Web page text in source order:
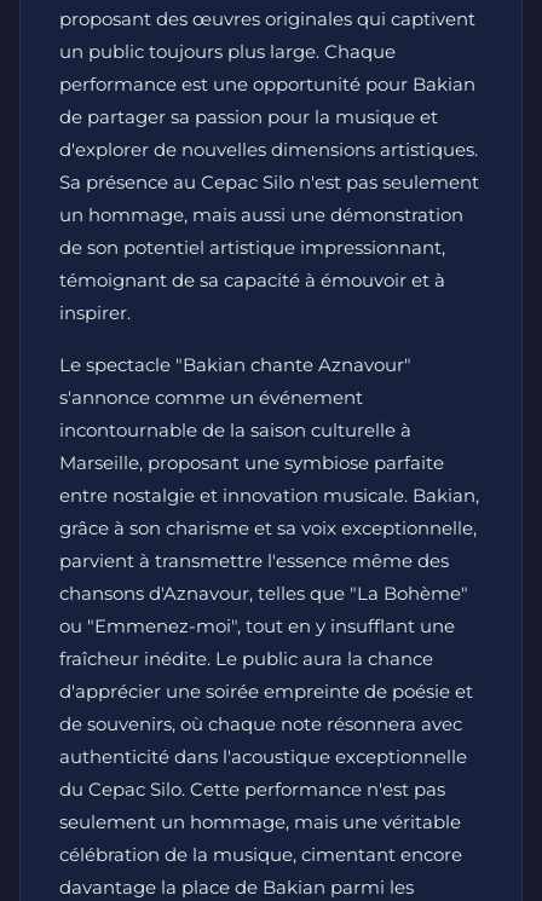
proposant des œuvres originales qui captivent
un public toujours plus large. Chaque
performance est une opportunité pour Bakian
de partager sa passion pour la musique et
d'explorer de nouvelles dimensions artistiques.
Sa présence au Cepac Silo n'est pas seulement
un hommage, mais aussi une démonstration
de son potentiel artistique impressionnant,
témoignant de sa capacité à émouvoir et à
inspirer.
Le spectacle "Bakian chante Aznavour"
s'annonce comme un événement
incontournable de la saison culturelle à
Marseille, proposant une symbiose parfaite
entre nostalgie et innovation musicale. Bakian,
grâce à son charisme et sa voix exceptionnelle,
parvient à transmettre l'essence même des
chansons d'Aznavour, telles que "La Bohème"
ou "Emmenez-moi", tout en y insufflant une
fraîcheur inédite. Le public aura la chance
d'apprécier une soirée empreinte de poésie et
de souvenirs, où chaque note résonnera avec
authenticité dans l'acoustique exceptionnelle
du Cepac Silo. Cette performance n'est pas
seulement un hommage, mais une véritable
célébration de la musique, cimentant encore
davantage la place de Bakian parmi les